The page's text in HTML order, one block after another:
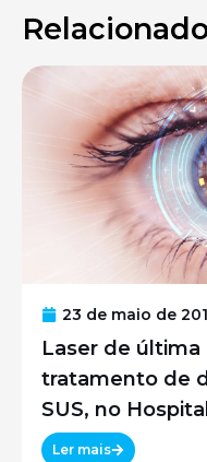
23 de maio de
Laser de última
tratamento de
SUS, no
UNIFESP
Ler mais